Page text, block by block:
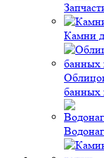
Камни
банных